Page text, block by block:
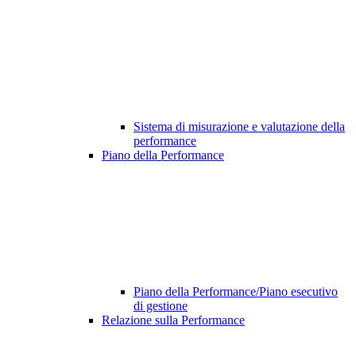
Sistema di misurazione e valutazione della
performance
Piano della Performance
Piano della Performance/Piano esecutivo
di gestione
Relazione sulla Performance